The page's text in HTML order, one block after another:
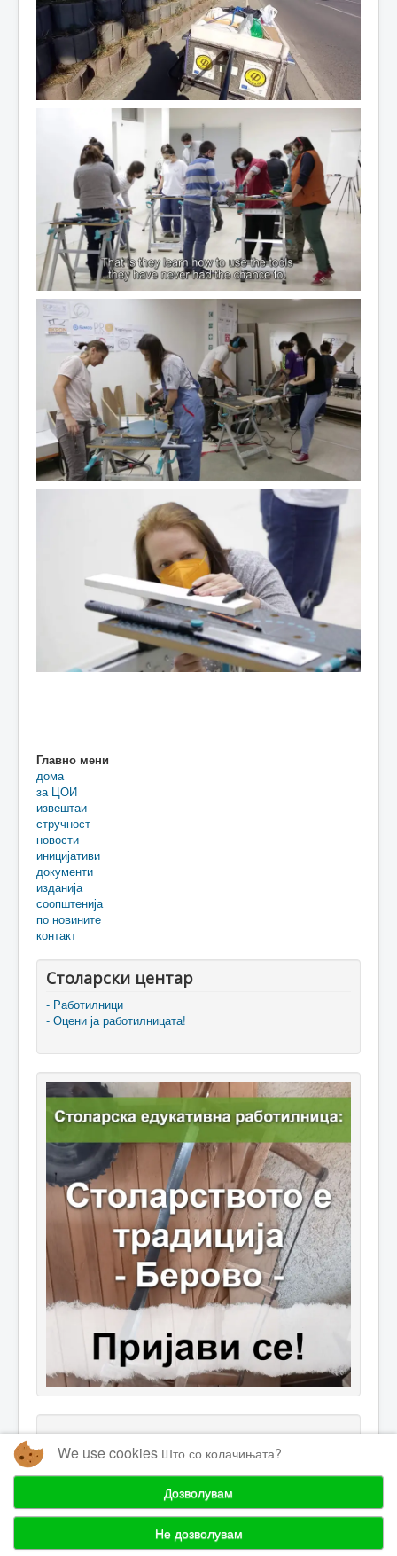
Главно мени
дома
за ЦОИ
извештаи
стручност
новости
иницијативи
документи
изданија
соопштенија
по новините
контакт
Столарски центар
- Работилници
- Оцени ја работилницата!
© 2026 Одржливи Иницијативи
We use cookies Што со колачињата?
Дозволувам
Не дозволувам